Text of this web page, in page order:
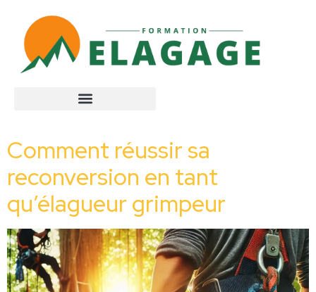
Comment réussir sa
reconversion en tant
qu’élagueur grimpeur